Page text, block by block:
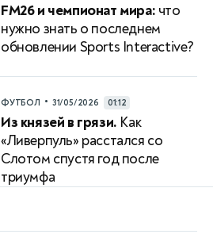
FM26 и чемпионат мира: что
нужно знать о последнем
обновлении Sports Interactive?
ФУТБОЛ • 31/05/2026 01:12
Из князей в грязи. Как
«Ливерпуль» расстался со
Слотом спустя год после
триумфа